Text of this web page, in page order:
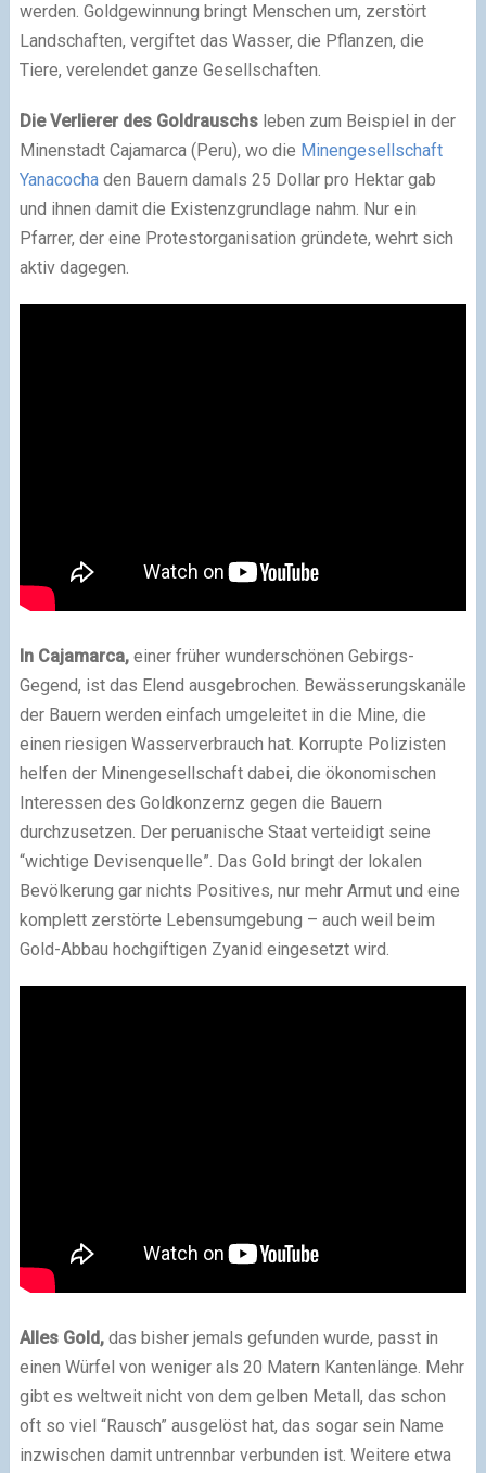
werden. Goldgewinnung bringt Menschen um, zerstört
Landschaften, vergiftet das Wasser, die Pflanzen, die
Tiere, verelendet ganze Gesellschaften.
Die Verlierer des Goldrauschsleben zum Beispiel in der
Minenstadt Cajamarca (Peru), wo die Minengesellschaft
Yanacochaden Bauern damals 25 Dollar pro Hektar gab
und ihnen damit die Existenzgrundlage nahm. Nur ein
Pfarrer, der eine Protestorganisation gründete, wehrt sich
aktiv dagegen.
In Cajamarca,einer früher wunderschönen Gebirgs-
Gegend, ist das Elend ausgebrochen. Bewässerungskanäle
der Bauern werden einfach umgeleitet in die Mine, die
einen riesigen Wasserverbrauch hat. Korrupte Polizisten
helfen der Minengesellschaft dabei, die ökonomischen
Interessen des Goldkonzernz gegen die Bauern
durchzusetzen. Der peruanische Staat verteidigt seine
“wichtige Devisenquelle”. Das Gold bringt der lokalen
Bevölkerung gar nichts Positives, nur mehr Armut und eine
komplett zerstörte Lebensumgebung – auch weil beim
Gold-Abbau hochgiftigen Zyanid eingesetzt wird.
Alles Gold,das bisher jemals gefunden wurde, passt in
einen Würfel von weniger als 20 Matern Kantenlänge. Mehr
gibt es weltweit nicht von dem gelben Metall, das schon
oft so viel “Rausch” ausgelöst hat, das sogar sein Name
inzwischen damit untrennbar verbunden ist. Weitere etwa